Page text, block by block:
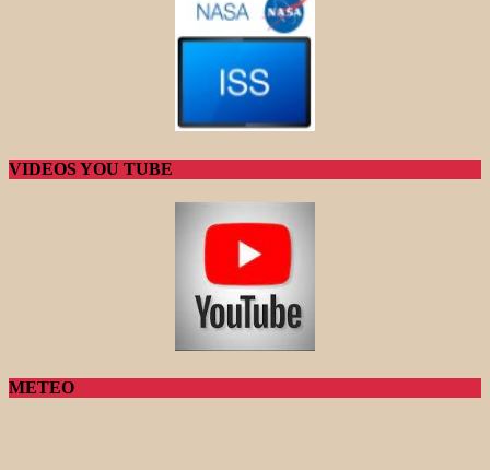
VIDEOS YOU TUBE
METEO